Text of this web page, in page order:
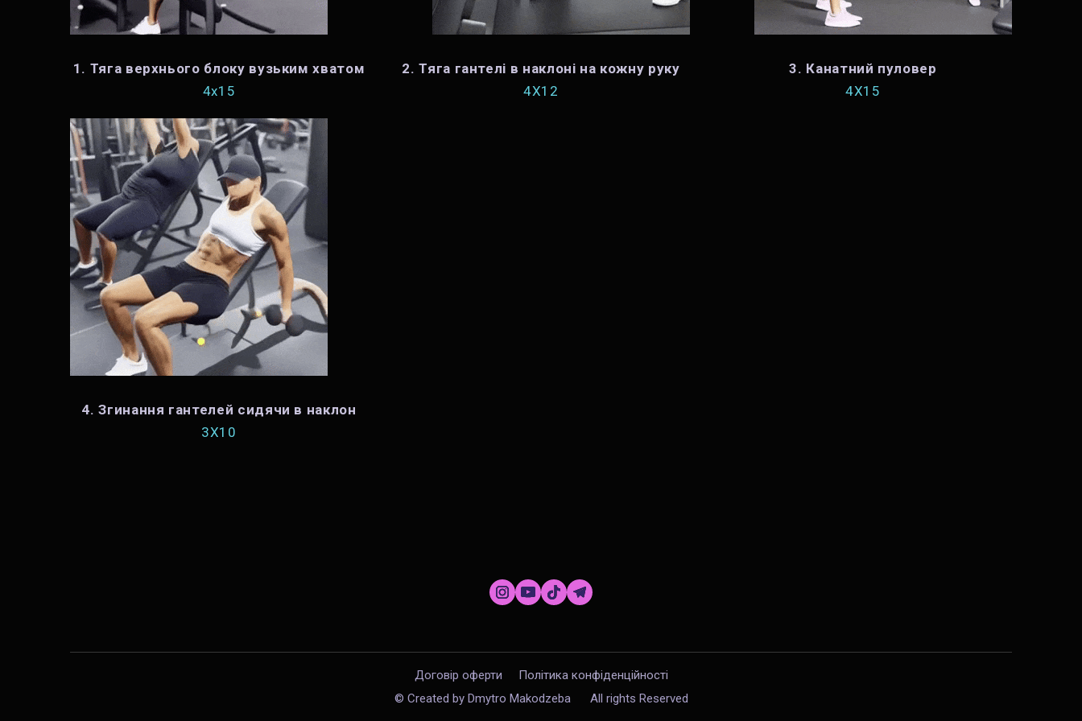
1. Тяга верхнього блоку вузьким хватом
4х15
2. Тяга гантелі в наклоні на кожну руку
4X12
3. Канатний пуловер
4X15
4. Згинання гантелей сидячи в наклон
3X10
Договір оферти
Політика конфіденційності
© Created by Dmytro Makodzeba
All rights Reserved